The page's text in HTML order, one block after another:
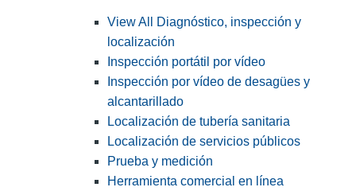
View All Diagnóstico, inspección y
localización
Inspección portátil por vídeo
Inspección por vídeo de desagües y
alcantarillado
Localización de tubería sanitaria
Localización de servicios públicos
Prueba y medición
Herramienta comercial en línea